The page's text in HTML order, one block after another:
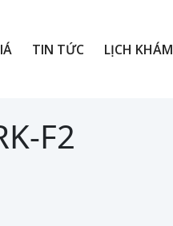
TIN TỨC LỊCH KHÁM
F2